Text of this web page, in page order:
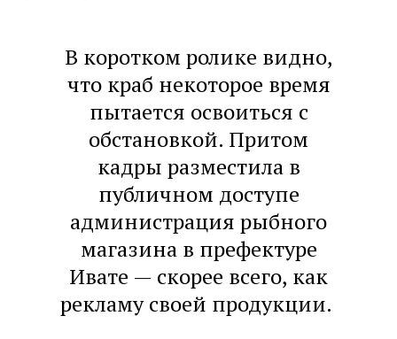
В коротком ролике видно,
что краб некоторое время
пытается освоиться с
обстановкой. Притом
кадры разместила в
публичном доступе
администрация рыбного
магазина в префектуре
Ивате — скорее всего, как
рекламу своей продукции.